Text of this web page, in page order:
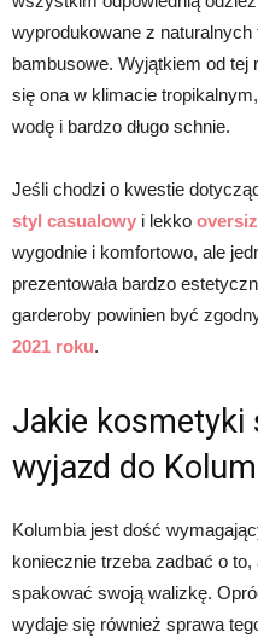
wyprodukowane z naturalnych
bambusowe. Wyjątkiem od tej
się ona w klimacie
wodę i bardzo długo schnie.
Jeśli chodzi o kwestie
styl casualowy i lekko
wygodnie i komfortowo, ale
prezentowała bardzo
garderoby powinien być
2021 roku.
Jakie kosmetyki
wyjazd do
Kolumbia jest dość
koniecznie trzeba zadbać o
spakować swoją walizkę.
wydaje się również sprawa